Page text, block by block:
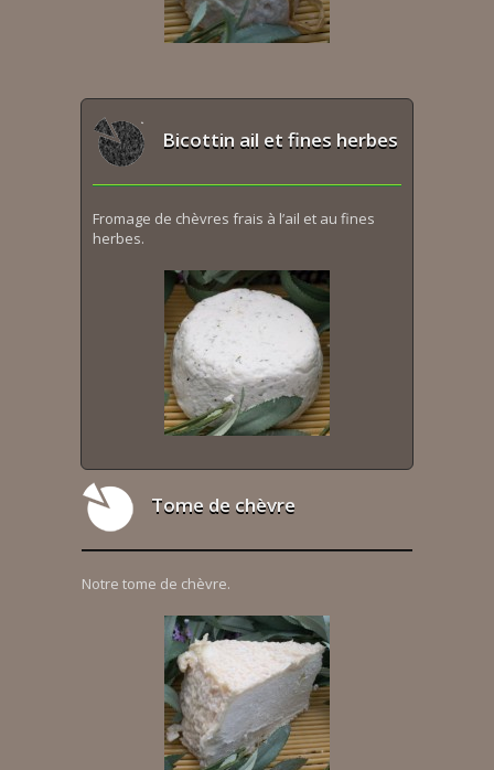
Bicottin ail et fines herbes
Fromage de chèvres frais à l’ail et au fines
herbes.
Tome de chèvre
Notre tome de chèvre.